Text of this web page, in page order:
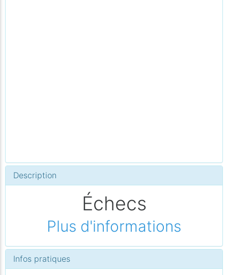
Description
Échecs
Plus d'informations
Infos pratiques